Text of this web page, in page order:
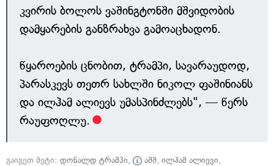
კვირის ბოლოს ვაშინგტონში მშვიდობის
დამყარების განზრახვა გამოაცხადონ.
წყაროების ცნობით, ტრამპი, სავარაუდოდ,
პარასკევს თეთრ სახლში ნიკოლ ფაშინიანს
და ილჰამ ალიევს უმასპინძლებს", — წერს
რაუფოღლუ.
გაიგეთ მეტი: დონალდ ტრამპი, აშშ, ილჰამ ალიევი,